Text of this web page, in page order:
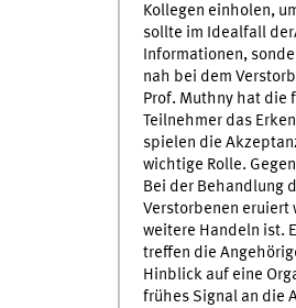
Kollegen einholen,
sollte im Idealfall
Informationen,
nah bei dem
Prof. Muthny hat die
Teilnehmer das
spielen die
wichtige Rolle.
Bei der Behandlung
Verstorbenen eruiert
weitere Handeln ist.
treffen die
Hinblick auf eine
frühes Signal an die